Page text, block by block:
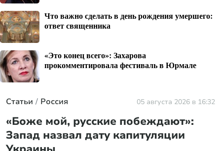
Что важно сделать в день рождения умершего:
ответ священника
«Это конец всего»: Захарова
прокомментировала фестиваль в Юрмале
Статьи Россия 05 августа 2026 в 16:32
«Боже мой, русские побеждают»:
Запад назвал дату капитуляции